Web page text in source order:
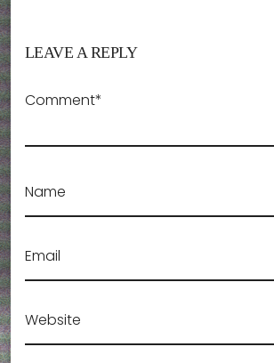
LEAVE A REPLY
Comment*
Name
Email
Website